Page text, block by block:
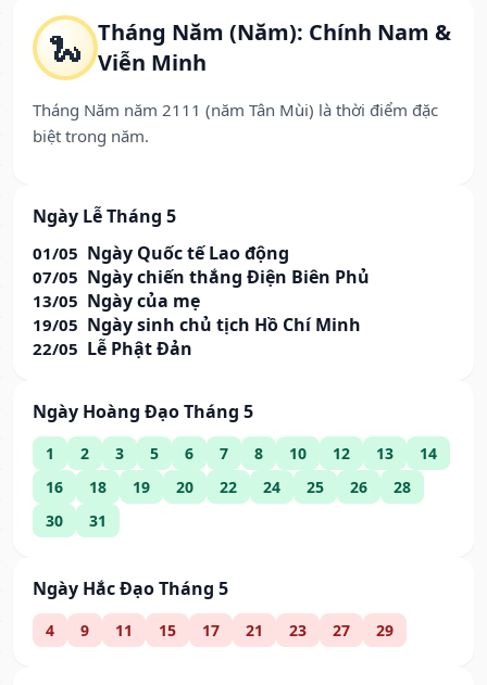
🐍 Tháng Năm (Năm): Chính Nam &
Viễn Minh
Tháng Năm năm 2111 (năm Tân Mùi) là thời điểm đặc
biệt trong năm.
Ngày Lễ Tháng 5
01/05 Ngày Quốc tế Lao động
07/05 Ngày chiến thắng Điện Biên Phủ
13/05 Ngày của mẹ
19/05 Ngày sinh chủ tịch Hồ Chí Minh
22/05 Lễ Phật Đản
Ngày Hoàng Đạo Tháng 5
1 2 3 5 6 7 8 10 12 13
14
16
18 19 20 22 24 25 26
28
30
31
Ngày Hắc Đạo Tháng 5
4 9 11 15 17 21 23 27 29